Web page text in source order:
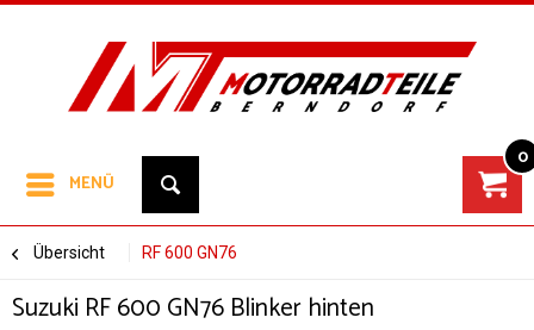
MENÜ
0
Übersicht RF 600 GN76
Suzuki RF 600 GN76 Blinker hinten